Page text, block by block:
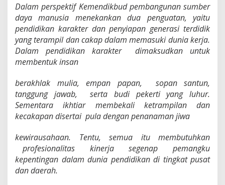
Dalam perspektif Kemendikbud pembangunan sumber
daya manusia menekankan dua penguatan, yaitu
pendidikan karakter dan penyiapan generasi terdidik
yang terampil dan cakap dalam memasuki dunia kerja.
Dalam pendidikan karakter dimaksudkan untuk
membentuk insan
berakhlak mulia, empan papan, sopan santun,
tanggung jawab, serta budi pekerti yang luhur.
Sementara ikhtiar membekali ketrampilan dan
kecakapan disertai pula dengan penanaman jiwa
kewirausahaan. Tentu, semua itu membutuhkan
profesionalitas kinerja segenap pemangku
kepentingan dalam dunia pendidikan di tingkat pusat
dan daerah.